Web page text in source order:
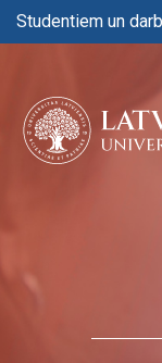
Studentiem un